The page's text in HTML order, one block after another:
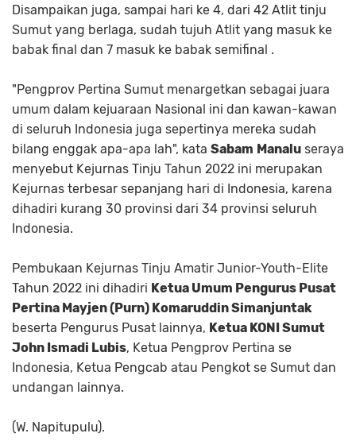
Disampaikan juga, sampai hari ke 4, dari 42 Atlit tinju
Sumut yang berlaga, sudah tujuh Atlit yang masuk ke
babak final dan 7 masuk ke babak semifinal .
"Pengprov Pertina Sumut menargetkan sebagai juara
umum dalam kejuaraan Nasional ini dan kawan-kawan
di seluruh Indonesia juga sepertinya mereka sudah
bilang enggak apa-apa lah", kata Sabam Manalu seraya
menyebut Kejurnas Tinju Tahun 2022 ini merupakan
Kejurnas terbesar sepanjang hari di Indonesia, karena
dihadiri kurang 30 provinsi dari 34 provinsi seluruh
Indonesia.
Pembukaan Kejurnas Tinju Amatir Junior-Youth-Elite
Tahun 2022 ini dihadiri Ketua Umum Pengurus Pusat
Pertina Mayjen (Purn) Komaruddin Simanjuntak
beserta Pengurus Pusat lainnya, Ketua KONI Sumut
John Ismadi Lubis, Ketua Pengprov Pertina se
Indonesia, Ketua Pengcab atau Pengkot se Sumut dan
undangan lainnya.
(W. Napitupulu).